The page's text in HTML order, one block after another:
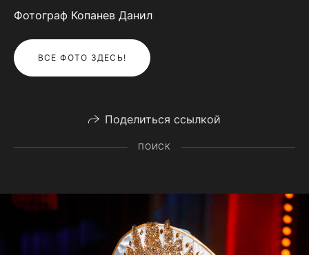
Фотограф Копанев Данил
ВСЕ ФОТО ЗДЕСЬ!
Поделиться ссылкой
ПОИСК